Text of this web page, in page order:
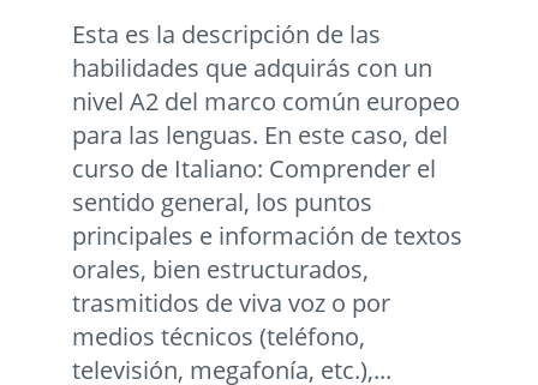
Esta es la descripción de las
habilidades que adquirás con un
nivel A2 del marco común europeo
para las lenguas. En este caso, del
curso de Italiano: Comprender el
sentido general, los puntos
principales e información de textos
orales, bien estructurados,
trasmitidos de viva voz o por
medios técnicos (teléfono,
televisión, megafonía, etc.),...